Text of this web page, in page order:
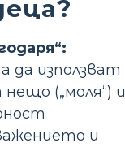
да използват
(„моля“) и
и